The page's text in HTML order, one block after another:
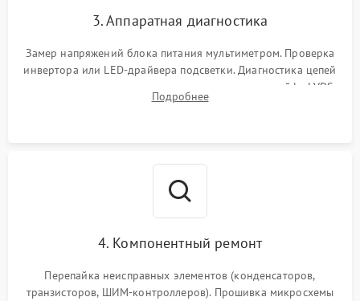
3. Аппаратная диагностика
Замер напряжений блока питания мультиметром. Проверка
инвертора или LED-драйвера подсветки. Диагностика цепей
питания скалера и тестирование сигналов на шлейфе LVDS
Подробнее
4. Компонентный ремонт
Перепайка неисправных элементов (конденсаторов,
транзисторов, ШИМ-контроллеров). Прошивка микросхемы